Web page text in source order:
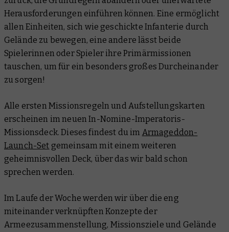
Herausforderungen einführen können. Eine ermöglicht
allen Einheiten, sich wie geschickte Infanterie durch
Gelände zu bewegen, eine andere lässt beide
Spielerinnen oder Spieler ihre Primärmissionen
tauschen, um für ein besonders großes Durcheinander
zu sorgen!
Alle ersten Missionsregeln und Aufstellungskarten
erscheinen im neuen In-Nomine-Imperatoris-
Missionsdeck. Dieses findest du im Armageddon-
Launch-Set gemeinsam mit einem weiteren
geheimnisvollen Deck, über das wir bald schon
sprechen werden.
Im Laufe der Woche werden wir über die eng
miteinander verknüpften Konzepte der
Armeezusammenstellung, Missionsziele und Gelände